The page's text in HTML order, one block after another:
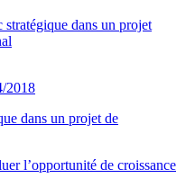
2018
dans un projet de
l’opportunité de croissance